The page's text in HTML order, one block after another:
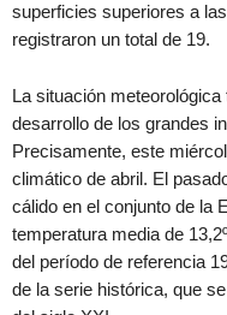
superficies superiores a
registraron un total de 19.
La situación
desarrollo de los grandes
Precisamente, este
climático de abril. El
cálido en el conjunto de la
temperatura media de
del período de referencia
de la serie histórica, que